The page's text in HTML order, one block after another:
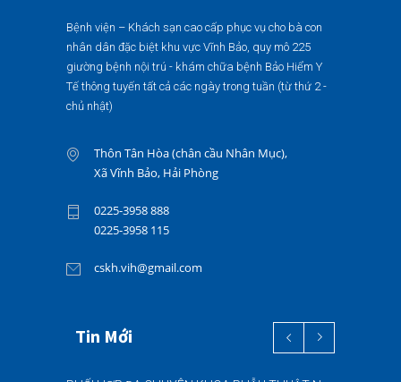
Bệnh viện – Khách sạn cao cấp phục vụ cho bà con
nhân dân đặc biệt khu vực Vĩnh Bảo, quy mô 225
giường bệnh nội trú - khám chữa bệnh Bảo Hiểm Y
Tế thông tuyến tất cả các ngày trong tuần (từ thứ 2 -
chủ nhật)
Thôn Tân Hòa (chân cầu Nhân Mục),
Xã Vĩnh Bảo, Hải Phòng
0225-3958 888
0225-3958 115
cskh.vih@gmail.com
Tin Mới